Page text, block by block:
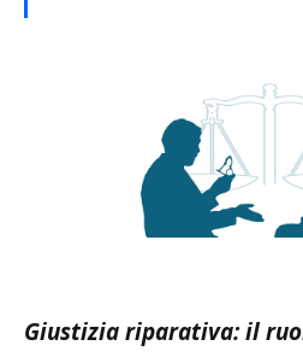
Giustizia riparativa: il